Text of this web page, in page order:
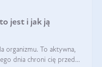
jest i jak ją
organizmu. To aktywna,
dnia chroni cię przed